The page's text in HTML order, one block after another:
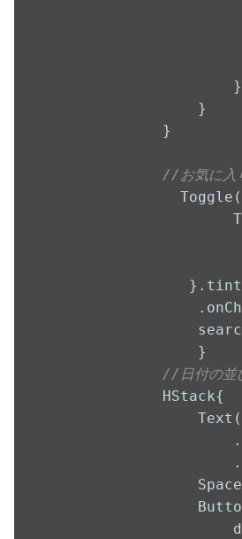
                    }
                }
            }
//お気に入
              Toggle(
                }
//日付の並
            HStack{
                Text(